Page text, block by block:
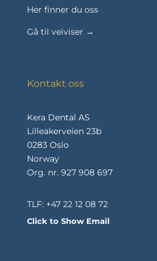
Her finner du oss
Gå til veiviser →
Kontakt oss
Kera Dental AS
Lilleakerveien 23b
0283 Oslo
Norway
Org. nr. 927 908 697
TLF: +47 22 12 08 72
Click to Show Email
Trykk her for å